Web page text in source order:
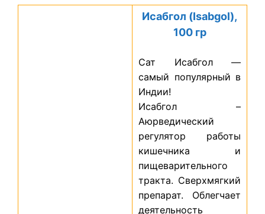
Исабгол (Isabgol),
100 гр
Сат Исабгол —
самый популярный в
Индии!
Исабгол –
Аюрведический
регулятор работы
кишечника и
пищеварительного
тракта. Сверхмягкий
препарат. Облегчает
деятельность